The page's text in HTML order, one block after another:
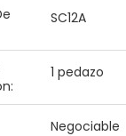
SC12A
1 pedazo
Negociable